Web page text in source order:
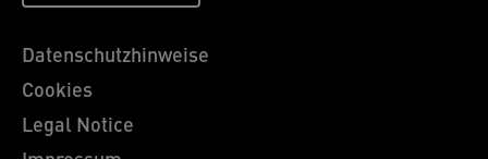
Datenschutzhinweise
Cookies
Legal Notice